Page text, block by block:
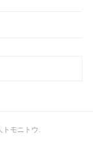
トモニトウ.